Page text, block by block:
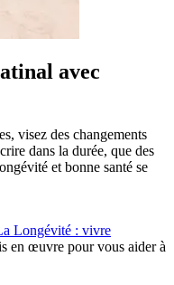
avec
visez des changements
dans la durée, que des
et bonne santé se
Longévité : vivre
en œuvre pour vous aider à